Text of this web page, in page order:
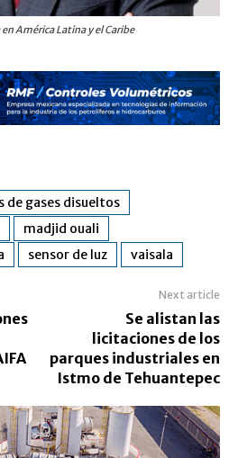
América Latina y el Caribe
de gases disueltos
madjid ouali
sensor de luz vaisala
Next article
Se alistan las
licitaciones de los
parques industriales en
Istmo de Tehuantepec